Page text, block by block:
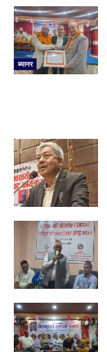
ब्यानर